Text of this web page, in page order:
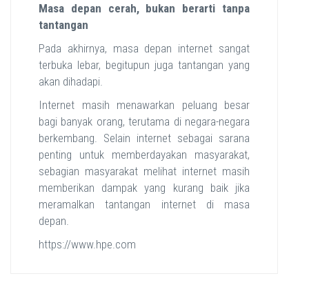
Masa depan cerah, bukan berarti tanpa
tantangan
Pada akhirnya, masa depan internet sangat
terbuka lebar, begitupun juga tantangan yang
akan dihadapi.
Internet masih menawarkan peluang besar
bagi banyak orang, terutama di negara-negara
berkembang. Selain internet sebagai sarana
penting untuk memberdayakan masyarakat,
sebagian masyarakat melihat internet masih
memberikan dampak yang kurang baik jika
meramalkan tantangan internet di masa
depan.
https://www.hpe.com